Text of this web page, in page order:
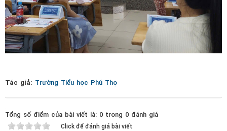
Tác giả: Trường Tiểu học Phú Thọ
Tổng số điểm của bài viết là: 0 trong 0 đánh giá
Click để đánh giá bài viết